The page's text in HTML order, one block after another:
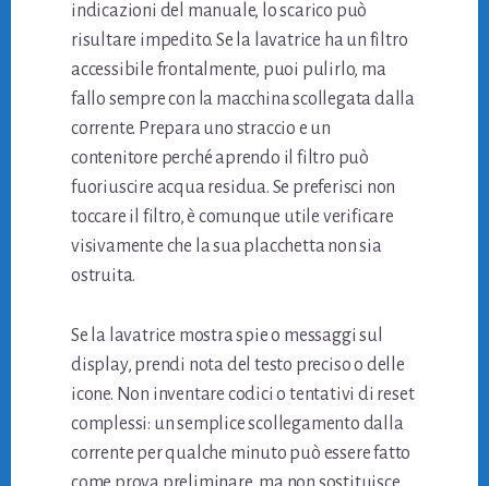
indicazioni del manuale, lo scarico può
risultare impedito. Se la lavatrice ha un filtro
accessibile frontalmente, puoi pulirlo, ma
fallo sempre con la macchina scollegata dalla
corrente. Prepara uno straccio e un
contenitore perché aprendo il filtro può
fuoriuscire acqua residua. Se preferisci non
toccare il filtro, è comunque utile verificare
visivamente che la sua placchetta non sia
ostruita.
Se la lavatrice mostra spie o messaggi sul
display, prendi nota del testo preciso o delle
icone. Non inventare codici o tentativi di reset
complessi: un semplice scollegamento dalla
corrente per qualche minuto può essere fatto